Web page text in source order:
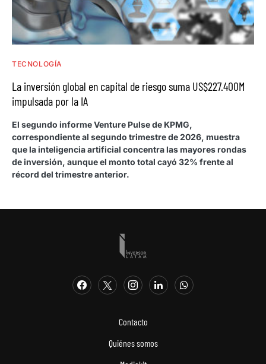
TECNOLOGÍA
La inversión global en capital de riesgo suma US$227.400M
impulsada por la IA
El segundo informe Venture Pulse de KPMG,
correspondiente al segundo trimestre de 2026, muestra
que la inteligencia artificial concentra las mayores rondas
de inversión, aunque el monto total cayó 32% frente al
récord del trimestre anterior.
Contacto
Quiénes somos